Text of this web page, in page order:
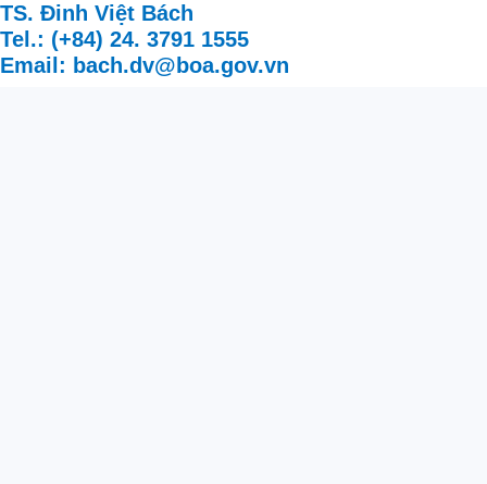
TS. Đinh Việt Bách
Tel.: (+84) 24. 3791 1555
Email: bach.dv@boa.gov.vn